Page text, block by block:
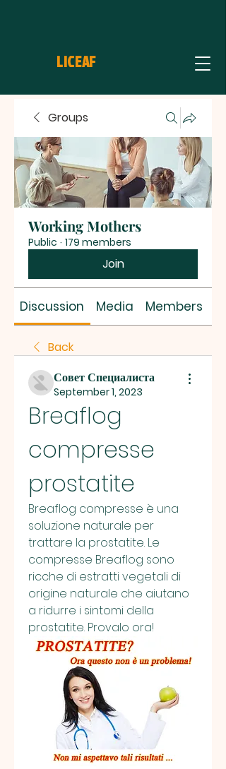
LICEAF
Groups
Working Mothers
Public · 179 members
Join
Discussion Media Members
Back
Совет Специалиста
September 1, 2023
Breaflog
compresse
prostatite
Breaflog compresse è una
soluzione naturale per
trattare la prostatite. Le
compresse Breaflog sono
ricche di estratti vegetali di
origine naturale che aiutano
a ridurre i sintomi della
prostatite. Provalo ora!